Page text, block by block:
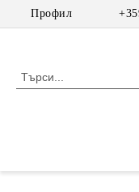
Профил